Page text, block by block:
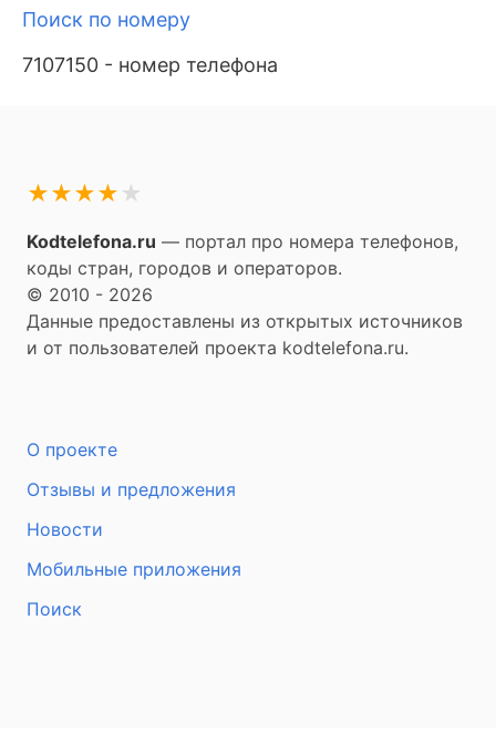
Поиск по номеру
7107150 - номер телефона
★
★
★
★
★
Kodtelefona.ru — портал про номера телефонов,
коды стран, городов и операторов.
© 2010 - 2026
Данные предоставлены из открытых источников
и от пользователей проекта kodtelefona.ru.
О проекте
Отзывы и предложения
Новости
Мобильные приложения
Поиск